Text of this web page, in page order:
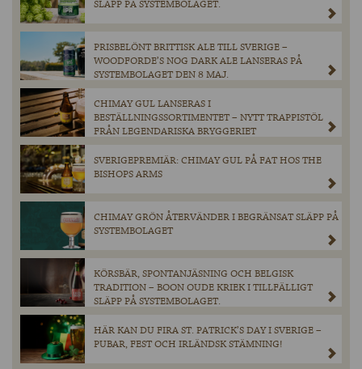
SLÄPP PÅ SYSTEMBOLAGET.
PRISBELÖNT BRITTISK ALE TILL SVERIGE –
WOODFORDE’S NOG DARK ALE LANSERAS PÅ
SYSTEMBOLAGET DEN 8 MAJ.
CHIMAY GUL LANSERAS I
BESTÄLLNINGSSORTIMENTET – NYTT TRAPPISTÖL
FRÅN LEGENDARISKA BRYGGERIET
SVERIGEPREMIÄR: CHIMAY GUL PÅ FAT HOS THE
BISHOPS ARMS
CHIMAY GRÖN ÅTERVÄNDER I BEGRÄNSAT SLÄPP PÅ
SYSTEMBOLAGET
KÖRSBÄR, SPONTANJÄSNING OCH BELGISK
TRADITION – BOON OUDE KRIEK I TILLFÄLLIGT
SLÄPP PÅ SYSTEMBOLAGET.
HÄR KAN DU FIRA ST. PATRICK’S DAY I SVERIGE –
PUBAR, FEST OCH IRLÄNDSK STÄMNING!